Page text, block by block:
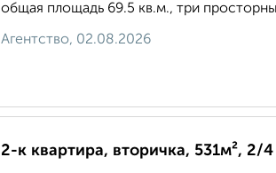
общая площадь 69.5 кв.м., три
Агентство, 02.08.2026
2-к квартира, вторичка, 531м², 2/